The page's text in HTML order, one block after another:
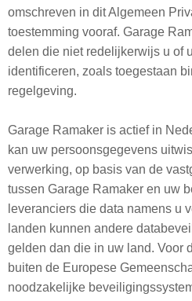
omschreven in dit Algemeen
toestemming vooraf. Garage
delen die niet redelijkerwijs u of
identificeren, zoals toegestaan
regelgeving.
Garage Ramaker is actief in
kan uw persoonsgegevens
verwerking, op basis van de
tussen Garage Ramaker en uw
leveranciers die data namens u
landen kunnen andere
gelden dan die in uw land. Voor
buiten de Europese
noodzakelijke